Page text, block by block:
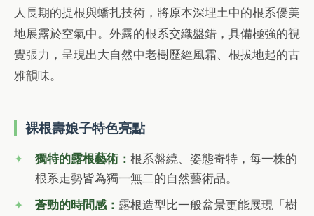
人長期的提根與蟠扎技術，將原本深埋土中的根系優美
地展露於空氣中。外露的根系交織盤錯，具備極強的視
覺張力，呈現出大自然中老樹歷經風霜、根拔地起的古
雅韻味。
裸根壽娘子特色亮點
獨特的露根藝術：根系盤繞、姿態奇特，每一株的
根系走勢皆為獨一無二的自然藝術品。
蒼勁的時間感： 露根造型比一般盆景更能展現「樹